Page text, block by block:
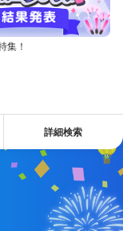
集！
詳細検索